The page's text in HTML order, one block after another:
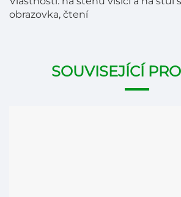
obrazovka, čtení
SOUVISEJÍCÍ